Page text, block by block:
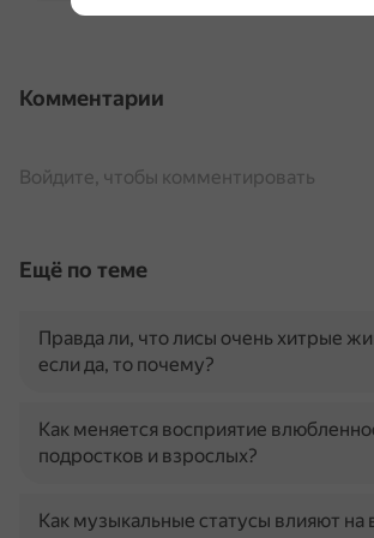
Комментарии
Войдите, чтобы комментировать
Ещё по теме
Правда ли, что лисы очень хитрые
если да, то почему?
Как меняется восприятие
подростков и взрослых?
Как музыкальные статусы влияют на